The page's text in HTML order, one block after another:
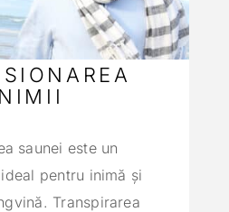
saunei este un
pentru inimă şi
Transpirarea